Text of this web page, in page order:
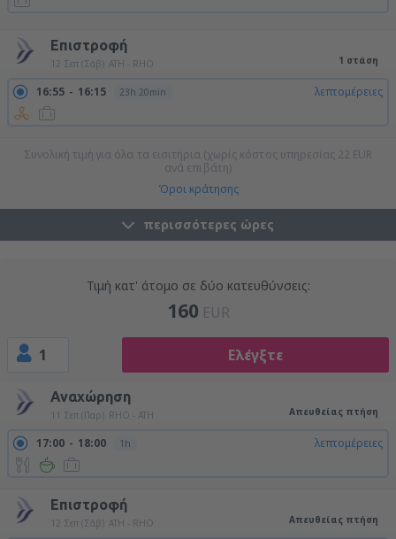
Επιστροφή
12 Σεπ (Σάβ) ATH - RHO 1 στάση
16:55 16:15 23h 20min λεπτομέρειες
Συνολική τιμή για όλα τα εισιτήρια (χωρίς κόστος υπηρεσίας 22 EUR
ανά επιβάτη)
Όροι κράτησης
περισσότερες ώρες
Τιμή κατ' άτομο σε δύο κατευθύνσεις:
160 EUR
1 Ελέγξτε
Αναχώρηση
11 Σεπ (Παρ) RHO - ATH Απευθείας πτήση
17:00 18:00 1h λεπτομέρειες
Επιστροφή
12 Σεπ (Σάβ) ATH - RHO Απευθείας πτήση